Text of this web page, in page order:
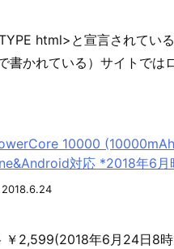
html>と宣言されてい
書かれている）サイトでは
10000
対応 *2018年6月
￥2,599(2018年6月24日8